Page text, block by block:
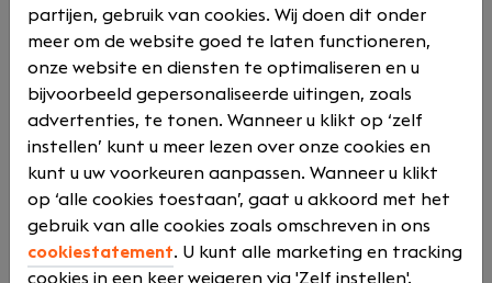
&Work. Na een succesvolle eerste
plaatsing a.d.h.v. onze transparante
werkwijze is de samenwerking verlengd,
waardoor Crowe haar groeiplannen kan
blijven uitvoeren.
onder andere Audit Manager &
Assistent-Accountant
partijen, gebruik van cookies. Wij doen dit onder
meer om de website goed te laten functioneren,
onze website en diensten te optimaliseren en u
bijvoorbeeld gepersonaliseerde uitingen, zoals
advertenties, te tonen. Wanneer u klikt op ‘zelf
instellen’ kunt u meer lezen over onze cookies en
kunt u uw voorkeuren aanpassen. Wanneer u klikt
op ‘alle cookies toestaan’, gaat u akkoord met het
gebruik van alle cookies zoals omschreven in ons
cookiestatement. U kunt alle marketing en tracking
cookies in een keer weigeren via 'Zelf instellen'.